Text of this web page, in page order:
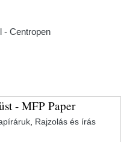
- Centropen
- MFP Paper
Rajzolás és írás